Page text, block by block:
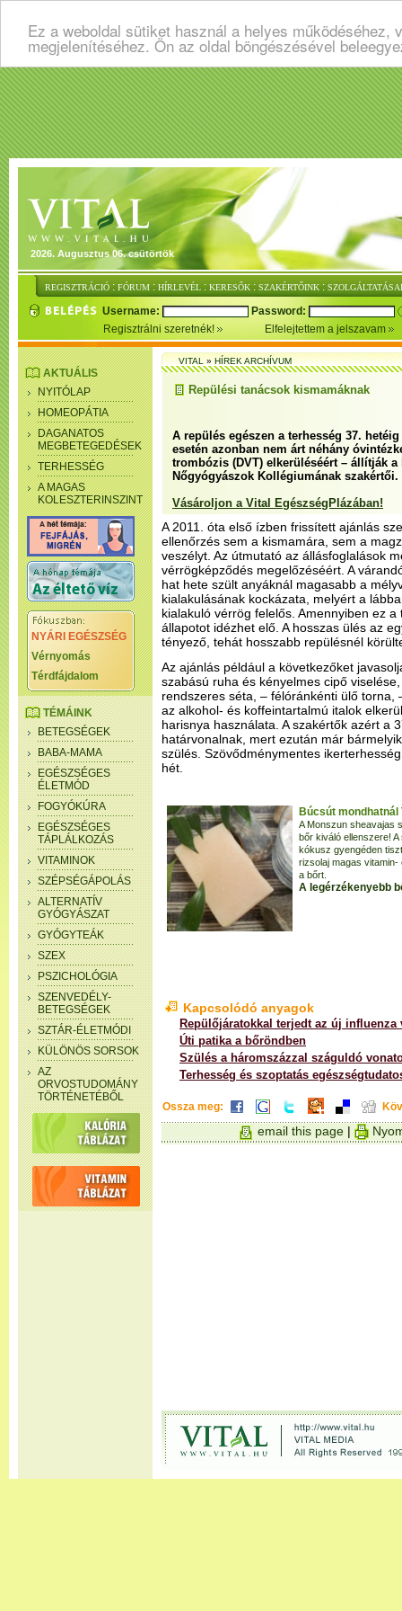
Ez a weboldal sütiket használ a helyes
megjelenítéséhez. Ön az oldal böngészésével
2026. Augusztus 06. csütörtök
REGISZTRÁCIÓ : FÓRUM : HÍRLEVÉL : KERESŐK : SZAKÉRTŐINK :
Username:
Password:
Regisztrálni szeretnék!
Elfelejtettem a jelszavam
AKTUÁLIS
NYITÓLAP
HOMEOPÁTIA
DAGANATOS
MEGBETEGEDÉSEK
TERHESSÉG
A MAGAS
KOLESZTERINSZINT
NYÁRI EGÉSZSÉG
Vérnyomás
Térdfájdalom
TÉMÁINK
BETEGSÉGEK
BABA-MAMA
EGÉSZSÉGES
ÉLETMÓD
FOGYÓKÚRA
EGÉSZSÉGES
TÁPLÁLKOZÁS
VITAMINOK
SZÉPSÉGÁPOLÁS
ALTERNATÍV
GYÓGYÁSZAT
GYÓGYTEÁK
SZEX
PSZICHOLÓGIA
SZENVEDÉLY-
BETEGSÉGEK
SZTÁR-ÉLETMÓDI
KÜLÖNÖS SORSOK
AZ
ORVOSTUDOMÁNY
TÖRTÉNETÉBŐL
VITAL»HÍREK ARCHÍVUM
Repülési tanácsok kismamáknak
A repülés egészen a terhesség 37.
esetén azonban nem árt néhány
trombózis (DVT) elkerüléséért – állítják
Nőgyógyászok Kollégiumának szakértői.
Vásároljon a Vital EgészségPlázában!
A 2011. óta első ízben frissített ajánlás
ellenőrzés sem a kismamára, sem a
veszélyt. Az útmutató az állásfoglalások
vérrögképződés megelőzéséért. A
hat hete szült anyáknál magasabb a
kialakulásának kockázata, melyért a
kialakuló vérrög felelős. Amennyiben ez
állapotot idézhet elő. A hosszas ülés az
tényező, tehát hosszabb repülésnél
Az ajánlás például a következőket
szabású ruha és kényelmes cipő
rendszeres séta, – félóránkénti ülő torna,
az alkohol- és koffeintartalmú italok
harisnya használata. A szakértők azért a
határvonalnak, mert ezután már
szülés. Szövődménymentes
hét.
Búcsút mondhatnál
A Monszun sheavajas
bőr kiváló ellenszere!
kókusz gyengéden
rizsolaj magas vitamin-
a bőrt.
A legérzékenyebb
Kapcsolódó anyagok
Repülőjáratokkal terjedt az új influenza
Úti patika a bőröndben
Szülés a háromszázzal száguldó
Terhesség és szoptatás
Ossza meg:
email this page |